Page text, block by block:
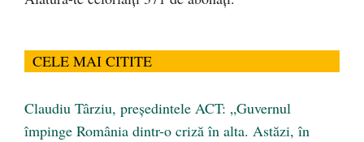
CELE MAI CITITE
Claudiu Târziu, președintele ACT: „Guvernul
împinge România dintr-o criză în alta. Astăzi, în